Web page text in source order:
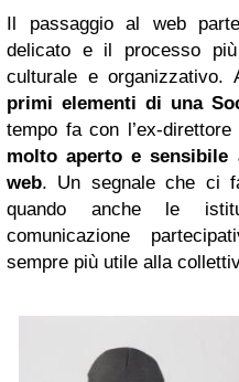
Il passaggio al web
delicato e il processo
culturale e organizzativo.
primi elementi di una
tempo fa con l’ex-
molto aperto e sensibile
web. Un segnale che ci
quando anche le
comunicazione
sempre più utile alla